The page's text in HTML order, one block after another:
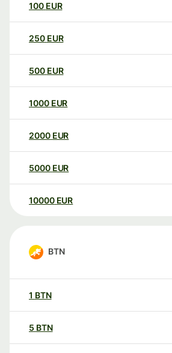
100 EUR
250 EUR
500 EUR
1000 EUR
2000 EUR
5000 EUR
10000 EUR
BTN
1 BTN
5 BTN